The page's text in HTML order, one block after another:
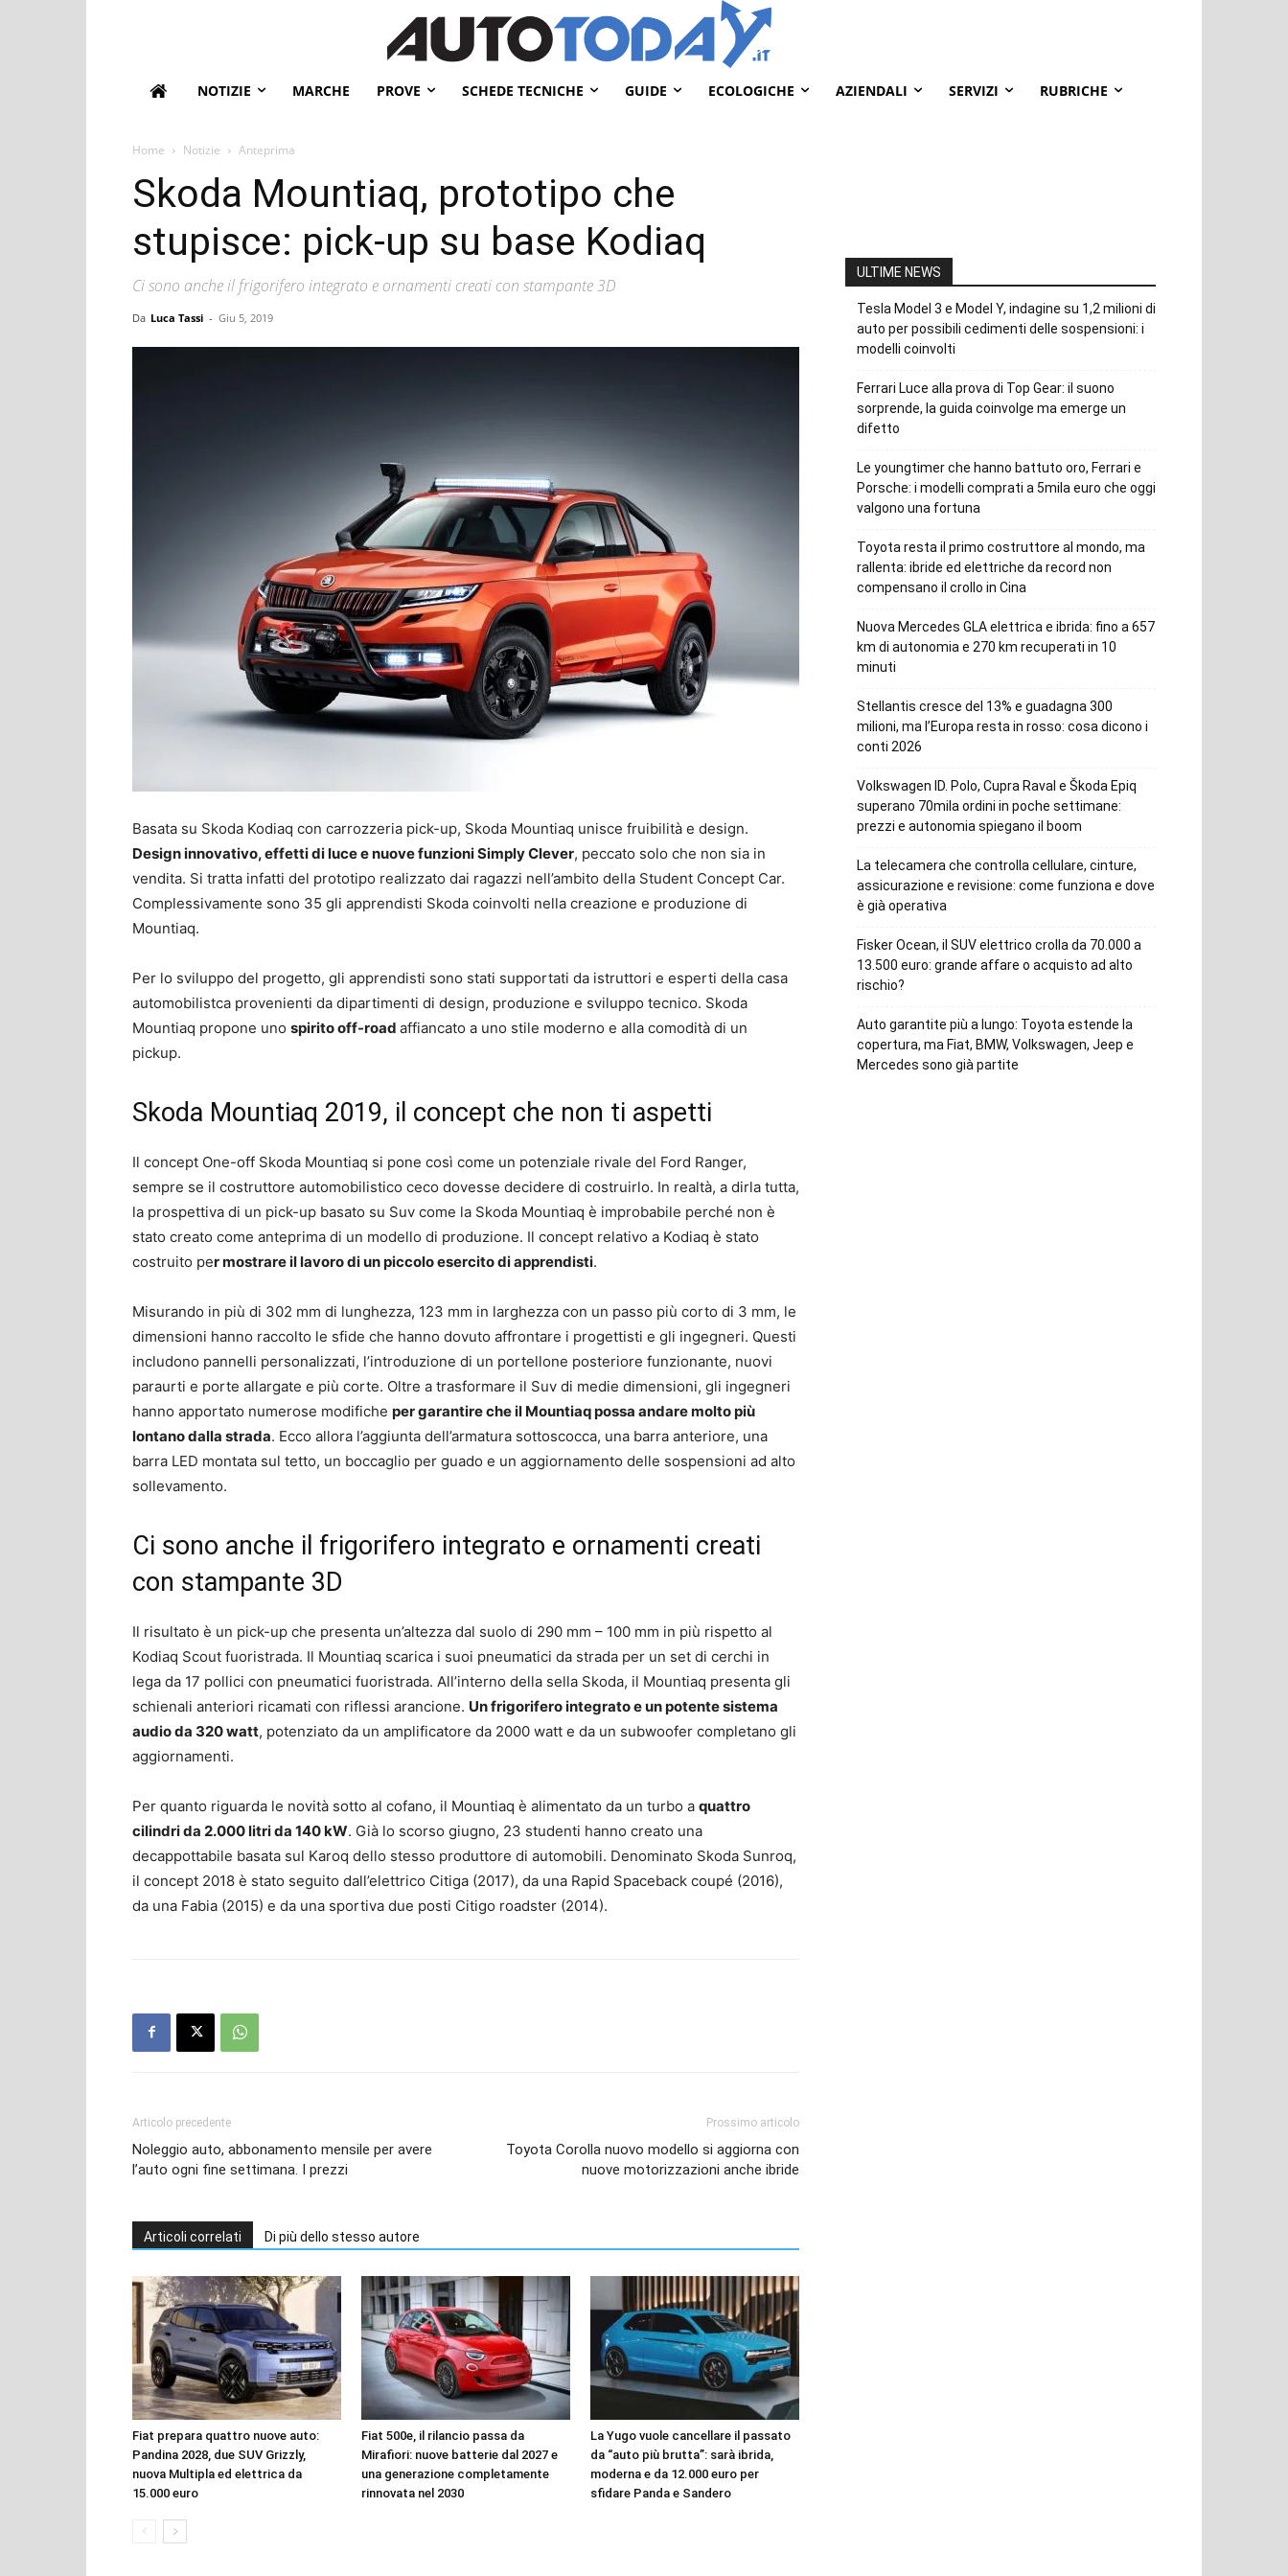
NOTIZIE MARCHE PROVE SCHEDE TECNICHE GUIDE ECOLOGICHE AZIENDALI SERVIZI RUBRICHE
Home Notizie Anteprima
Skoda Mountiaq, prototipo che
stupisce: pick-up su base Kodiaq
Ci sono anche il frigorifero integrato e ornamenti creati con stampante 3D
Da Luca Tassi - Giu 5, 2019
Basata su Skoda Kodiaq con carrozzeria pick-up, Skoda Mountiaq unisce fruibilità e design.
Design innovativo, effetti di luce e nuove funzioni Simply Clever, peccato solo che non sia in
vendita. Si tratta infatti del prototipo realizzato dai ragazzi nell’ambito della Student Concept Car.
Complessivamente sono 35 gli apprendisti Skoda coinvolti nella creazione e produzione di
Mountiaq.
Per lo sviluppo del progetto, gli apprendisti sono stati supportati da istruttori e esperti della casa
automobilistca provenienti da dipartimenti di design, produzione e sviluppo tecnico. Skoda
Mountiaq propone uno spirito off-road affiancato a uno stile moderno e alla comodità di un
pickup.
Skoda Mountiaq 2019, il concept che non ti aspetti
Il concept One-off Skoda Mountiaq si pone così come un potenziale rivale del Ford Ranger,
sempre se il costruttore automobilistico ceco dovesse decidere di costruirlo. In realtà, a dirla tutta,
la prospettiva di un pick-up basato su Suv come la Skoda Mountiaq è improbabile perché non è
stato creato come anteprima di un modello di produzione. Il concept relativo a Kodiaq è stato
costruito per mostrare il lavoro di un piccolo esercito di apprendisti.
Misurando in più di 302 mm di lunghezza, 123 mm in larghezza con un passo più corto di 3 mm, le
dimensioni hanno raccolto le sfide che hanno dovuto affrontare i progettisti e gli ingegneri. Questi
includono pannelli personalizzati, l’introduzione di un portellone posteriore funzionante, nuovi
paraurti e porte allargate e più corte. Oltre a trasformare il Suv di medie dimensioni, gli ingegneri
hanno apportato numerose modifiche per garantire che il Mountiaq possa andare molto più
lontano dalla strada. Ecco allora l’aggiunta dell’armatura sottoscocca, una barra anteriore, una
barra LED montata sul tetto, un boccaglio per guado e un aggiornamento delle sospensioni ad alto
sollevamento.
Ci sono anche il frigorifero integrato e ornamenti creati
con stampante 3D
Il risultato è un pick-up che presenta un’altezza dal suolo di 290 mm – 100 mm in più rispetto al
Kodiaq Scout fuoristrada. Il Mountiaq scarica i suoi pneumatici da strada per un set di cerchi in
lega da 17 pollici con pneumatici fuoristrada. All’interno della sella Skoda, il Mountiaq presenta gli
schienali anteriori ricamati con riflessi arancione. Un frigorifero integrato e un potente sistema
audio da 320 watt, potenziato da un amplificatore da 2000 watt e da un subwoofer completano gli
aggiornamenti.
Per quanto riguarda le novità sotto al cofano, il Mountiaq è alimentato da un turbo a quattro
cilindri da 2.000 litri da 140 kW. Già lo scorso giugno, 23 studenti hanno creato una
decappottabile basata sul Karoq dello stesso produttore di automobili. Denominato Skoda Sunroq,
il concept 2018 è stato seguito dall’elettrico Citiga (2017), da una Rapid Spaceback coupé (2016),
da una Fabia (2015) e da una sportiva due posti Citigo roadster (2014).
Articolo precedente
Noleggio auto, abbonamento mensile per avere
l’auto ogni fine settimana. I prezzi
Prossimo articolo
Toyota Corolla nuovo modello si aggiorna con
nuove motorizzazioni anche ibride
Articoli correlati Di più dello stesso autore
Fiat prepara quattro nuove auto:
Pandina 2028, due SUV Grizzly,
nuova Multipla ed elettrica da
15.000 euro
Fiat 500e, il rilancio passa da
Mirafiori: nuove batterie dal 2027 e
una generazione completamente
rinnovata nel 2030
La Yugo vuole cancellare il passato
da “auto più brutta”: sarà ibrida,
moderna e da 12.000 euro per
sfidare Panda e Sandero
ULTIME NEWS
Tesla Model 3 e Model Y, indagine su 1,2 milioni di
auto per possibili cedimenti delle sospensioni: i
modelli coinvolti
Ferrari Luce alla prova di Top Gear: il suono
sorprende, la guida coinvolge ma emerge un
difetto
Le youngtimer che hanno battuto oro, Ferrari e
Porsche: i modelli comprati a 5mila euro che oggi
valgono una fortuna
Toyota resta il primo costruttore al mondo, ma
rallenta: ibride ed elettriche da record non
compensano il crollo in Cina
Nuova Mercedes GLA elettrica e ibrida: fino a 657
km di autonomia e 270 km recuperati in 10
minuti
Stellantis cresce del 13% e guadagna 300
milioni, ma l’Europa resta in rosso: cosa dicono i
conti 2026
Volkswagen ID. Polo, Cupra Raval e Škoda Epiq
superano 70mila ordini in poche settimane:
prezzi e autonomia spiegano il boom
La telecamera che controlla cellulare, cinture,
assicurazione e revisione: come funziona e dove
è già operativa
Fisker Ocean, il SUV elettrico crolla da 70.000 a
13.500 euro: grande affare o acquisto ad alto
rischio?
Auto garantite più a lungo: Toyota estende la
copertura, ma Fiat, BMW, Volkswagen, Jeep e
Mercedes sono già partite